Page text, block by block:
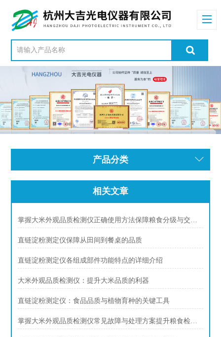
产品分类
相关文章
掌握大米外观品质检测仪正确使用方法保障粮食分级与交易的公正性
直链淀粉测定仪保障从田间到餐桌的品质
直链淀粉测定仪各组成部件功能特点的详细介绍
大米外观品质检测仪：提升大米品质的利器
直链淀粉测定仪：食品品质与植物育种的关键工具
掌握大米外观品质检测仪常见故障与处理方案提升粮食检测工作效率